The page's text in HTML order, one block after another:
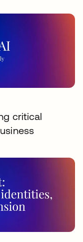
critical